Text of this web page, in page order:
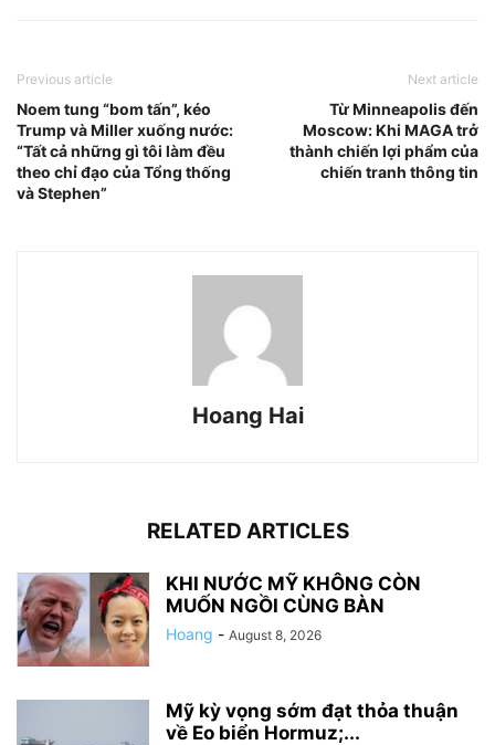
Previous article
Noem tung “bom tấn”, kéo
Trump và Miller xuống nước:
“Tất cả những gì tôi làm đều
theo chỉ đạo của Tổng thống
và Stephen”
Next article
Từ Minneapolis đến
Moscow: Khi MAGA trở
thành chiến lợi phẩm của
chiến tranh thông tin
Hoang Hai
RELATED ARTICLES
KHI NƯỚC MỸ KHÔNG CÒN
MUỐN NGỒI CÙNG BÀN
Hoang - August 8, 2026
Mỹ kỳ vọng sớm đạt thỏa thuận
về Eo biển Hormuz;...